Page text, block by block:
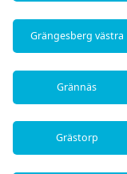
Grängesberg västra
Grännäs
Grästorp